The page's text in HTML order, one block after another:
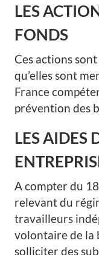
LES
FONDS
Ces actions
qu’elles sont
France
prévention des
LES AIDES
A compter du
relevant du
travailleurs
volontaire de la
solliciter des